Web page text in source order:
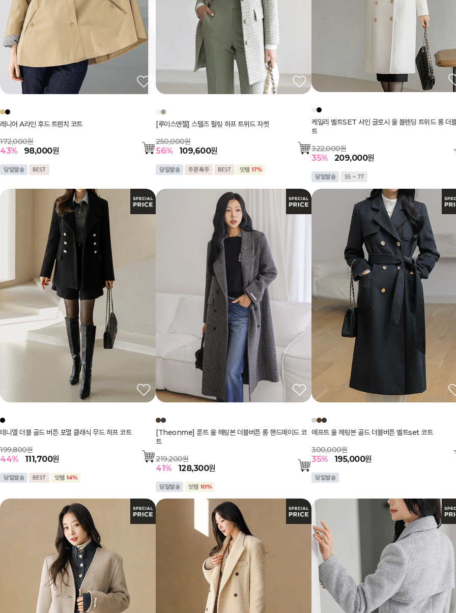
레니아 A라인 후드 트렌치 코트
172,000원
43% 98,000원
[루이스엔젤] 스텔즈 펄링 하프 트위드 자켓
250,000원
56% 109,600원
케일리 벨트SET 샤인 글로시 울 블렌딩 트위드 롱 더
트
322,000원
35% 209,000원
데니엘 더블 골드 버튼 포멀 클래식 무드 하프 코트
199,800원
44% 111,700원
[Theonme] 룬트 울 헤링본 더블버튼 롱 핸드메이드 코
트
219,200원
41% 128,300원
에프트 울 헤링본 골드 더블버튼 벨트set 코트
300,000원
35% 195,000원